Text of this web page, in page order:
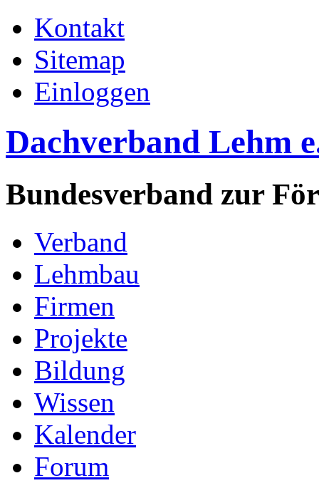
Kontakt
Sitemap
Einloggen
Dachverband Lehm
Bundesverband zur
Verband
Lehmbau
Firmen
Projekte
Bildung
Wissen
Kalender
Forum